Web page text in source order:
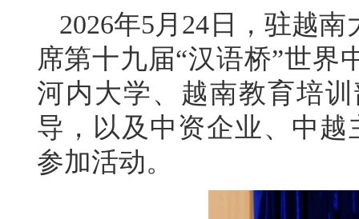
2026年5月24日，驻越
席第十九届“汉语桥”世界
河内大学、越南教育培
导，以及中资企业、中
参加活动。